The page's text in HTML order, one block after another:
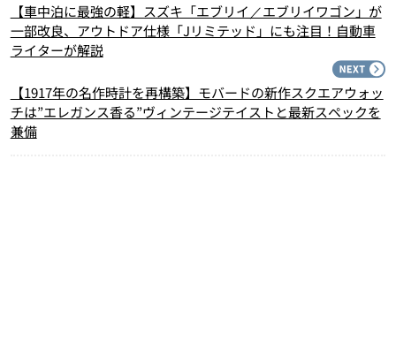
【車中泊に最強の軽】スズキ「エブリイ／エブリイワゴン」が
一部改良、アウトドア仕様「Jリミテッド」にも注目！自動車
ライターが解説
【1917年の名作時計を再構築】モバードの新作スクエアウォッ
チは”エレガンス香る”ヴィンテージテイストと最新スペックを
兼備